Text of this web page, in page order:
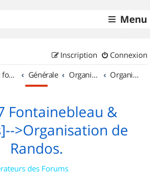
Menu
Connexion
Inscription
Accueil forum Générale Organisation de sorties & Recherche de partenaires Organisation de sorties en région Île de France
Fontainebleau &
>Organisation de
Randos.
des Forums